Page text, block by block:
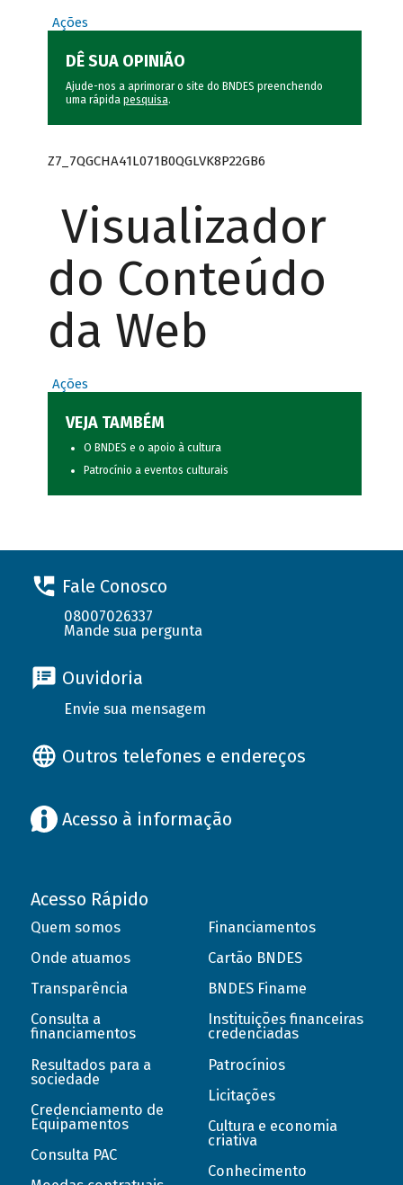
Ações
DÊ SUA OPINIÃO
Ajude-nos a aprimorar o site do BNDES preenchendo
uma rápida pesquisa.
Z7_7QGCHA41L071B0QGLVK8P22GB6
Visualizador
do Conteúdo
da Web
Ações
VEJA TAMBÉM
O BNDES e o apoio à cultura
Patrocínio a eventos culturais
Fale Conosco
08007026337
Mande sua pergunta
Ouvidoria
Envie sua mensagem
Outros telefones e endereços
Acesso à informação
Acesso Rápido
Quem somos
Onde atuamos
Transparência
Consulta a
financiamentos
Resultados para a
sociedade
Credenciamento de
Equipamentos
Consulta PAC
Financiamentos
Cartão BNDES
BNDES Finame
Instituições financeiras
credenciadas
Patrocínios
Licitações
Cultura e economia
criativa
Conhecimento